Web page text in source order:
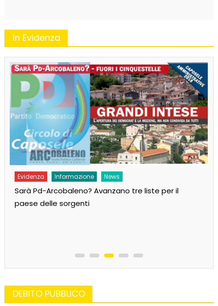
In Evidenza
Evidenza Informazione News
Sarà Pd-Arcobaleno? Avanzano tre liste per il
paese delle sorgenti
DEBITO PUBBLICO